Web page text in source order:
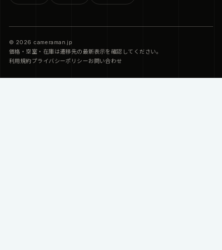
© 2026 cameraman.jp
価格・空室・在庫は遷移先の最新表示を確認してください。
利用規約プライバシーポリシーお問い合わせ